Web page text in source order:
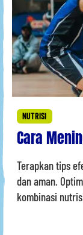
NUTRISI
Cara
Terapkan tips
dan aman.
kombinasi